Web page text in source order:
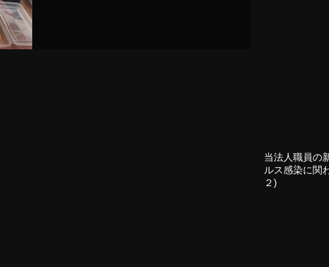
当法人職員の
ルス感染に関
２)